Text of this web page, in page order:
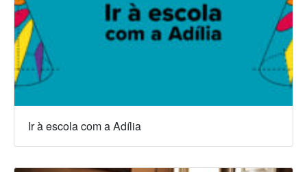
Ir à escola com a Adília